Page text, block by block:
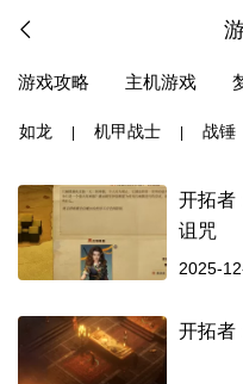
游戏攻略 主机游戏
如龙 机甲战士 战锤
开拓者
诅咒
2025-
开拓者